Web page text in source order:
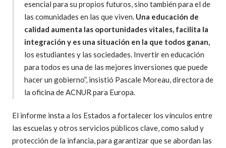
esencial para su propios futuros, sino también para el de
las comunidades en las que viven. Una educación de
calidad aumenta las oportunidades vitales, facilita la
integración y es una situación en la que todos ganan,
los estudiantes y las sociedades. Invertir en educación
para todos es una de las mejores inversiones que puede
hacer un gobierno”, insistió Pascale Moreau, directora de
la oficina de ACNUR para Europa.
El informe insta a los Estados a fortalecer los vínculos entre
las escuelas y otros servicios públicos clave, como salud y
protección de la infancia, para garantizar que se abordan las